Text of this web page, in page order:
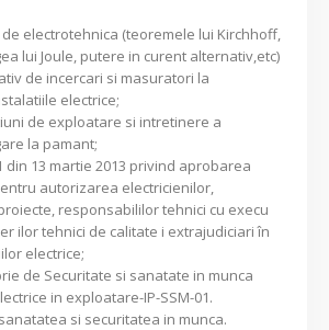
electrotehnica (teoremele lui Kirchhoff,
lui Joule, putere in curent alternativ,etc)
de incercari si masuratori la
electrice;
de exploatare si intretinere a
la pamant;
din 13 martie 2013 privind aprobarea
autorizarea electricienilor,
responsabililor tehnici cu execu
ilor tehnici de calitate i extrajudiciari în
electrice;
de Securitate si sanatate in munca
in exploatare-IP-SSM-01.
si securitatea in munca.